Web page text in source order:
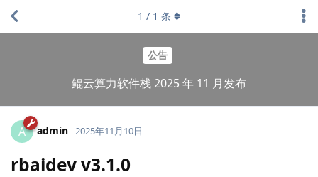
公告
鲲云算力软件栈 2025 年 11 月发布
1 / 1 条
A admin 2025年11月10日
rbaidev v3.1.0